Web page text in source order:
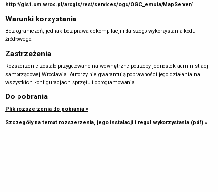
http://gis1.um.wroc.pl/arcgis/rest/services/ogc/OGC_emuia/MapServer/
Warunki korzystania
Bez ograniczeń, jednak bez prawa dekompilacji i dalszego wykorzystania kodu
źródłowego.
Zastrzeżenia
Rozszerzenie zostało przygotowane na wewnętrzne potrzeby jednostek administracji
samorządowej Wrocławia. Autorzy nie gwarantują poprawności jego działania na
wszystkich konfiguracjach sprzętu i oprogramowania.
Do pobrania
Plik rozszerzenia do pobrania »
Szczegóły na temat rozszerzenia, jego instalacji i reguł wykorzystania (pdf) »